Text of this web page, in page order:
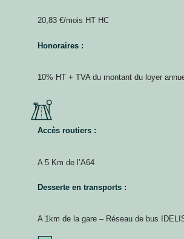
20,83 €/mois HT HC
Honoraires :
10% HT + TVA du montant du loyer
Accès routiers :
A 5 Km de l’A64
Desserte en transports :
A 1km de la gare – Réseau de bus